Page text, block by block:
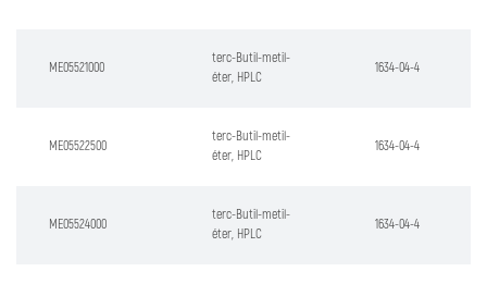
ME05521000
terc-Butil-metil-
éter, HPLC
1634-04-4
ME05522500
terc-Butil-metil-
éter, HPLC
1634-04-4
ME05524000
terc-Butil-metil-
éter, HPLC
1634-04-4